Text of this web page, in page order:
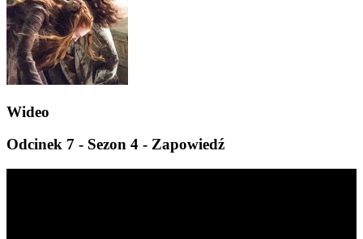
Wideo
Odcinek 7 - Sezon 4 - Zapowiedź